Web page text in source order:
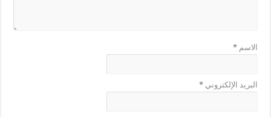
الاسم*
البريد الإلكتروني*